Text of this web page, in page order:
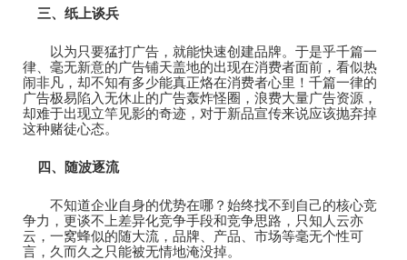
三、 纸上谈兵
以为只要猛打广告，就能快速创建品牌。于是乎千篇一
律、毫无新意的广告铺天盖地的出现在消费者面前，看似热
闹非凡，却不知有多少能真正烙在消费者心里！千篇一律的
广告极易陷入无休止的广告轰炸怪圈，浪费大量广告资源，
却难于出现立竿见影的奇迹，对于新品宣传来说应该抛弃掉
这种赌徒心态。
四、 随波逐流
不知道企业自身的优势在哪？始终找不到自己的核心竞
争力，更谈不上差异化竞争手段和竞争思路，只知人云亦
云，一窝蜂似的随大流，品牌、产品、市场等毫无个性可
言，久而久之只能被无情地淹没掉。